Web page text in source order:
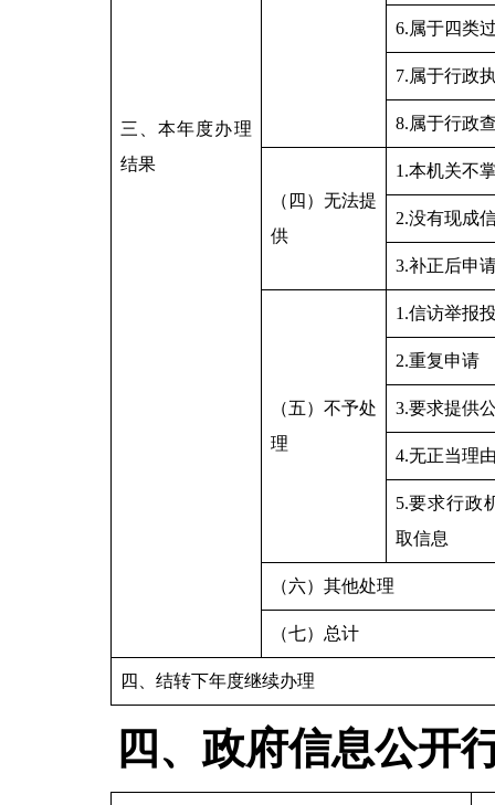
三、本年度办理
结果
6.属于四类
7.属于行政
8.属于行政
（四）无法提
供
1.本机关不
2.没有现成
3.补正后申
（五）不予处
理
1.信访举报
2.重复申请
3.要求提供
4.无正当理
5.要求行政
取信息
（六）其他处理
（七）总计
四、结转下年度继续办理
四、政府信息公开